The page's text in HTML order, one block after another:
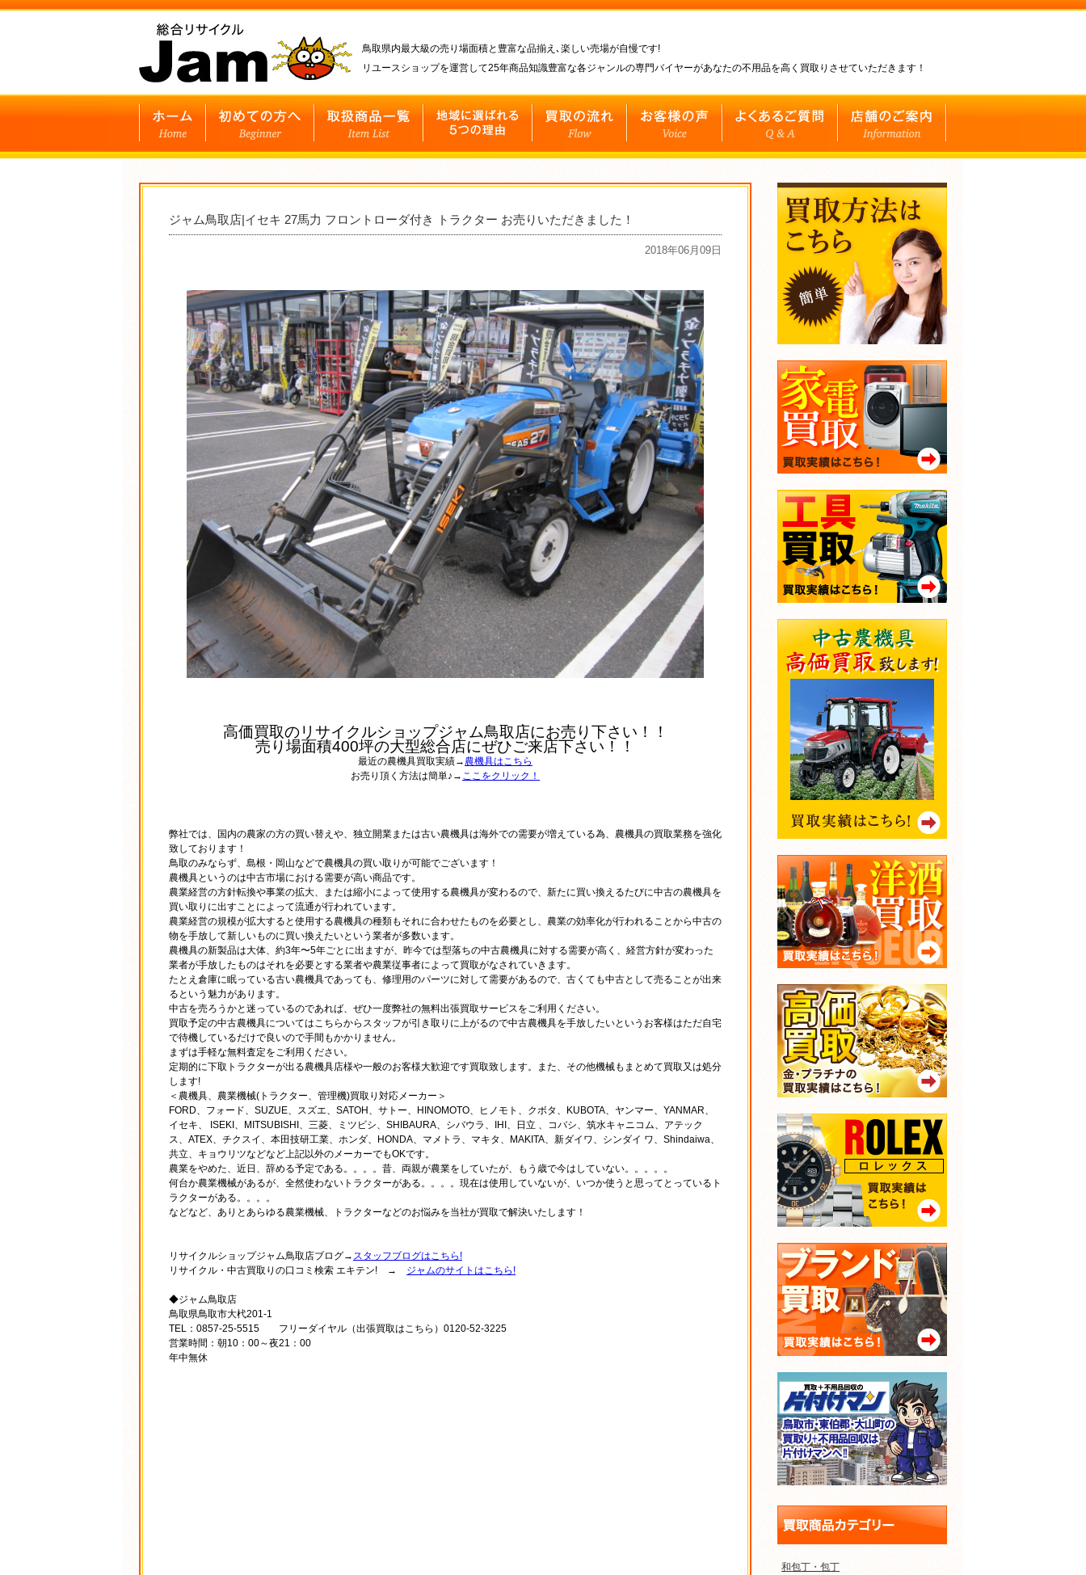
鳥取県内最大級の売り場面積と豊富な品揃え､楽しい売場が自慢です!
リユースショップを運営して25年商品知識豊富な各ジャンルの専門バイヤーがあなたの不用品を高く買取りさせていただきます！
ジャム鳥取店|イセキ 27馬力 フロントローダ付き トラクター お売りいただきました！
2018年06月09日
高価買取のリサイクルショップジャム鳥取店にお売り下さい！！
売り場面積400坪の大型総合店にぜひご来店下さい！！
最近の農機具買取実績→ 農機具はこちら
お売り頂く方法は簡単♪→ ここをクリック！
弊社では、国内の農家の方の買い替えや、独立開業または古い農機具は海外での需要が増えている為、農機具の買取業務を強化
致しております！
鳥取のみならず、島根・岡山などで農機具の買い取りが可能でございます！
農機具というのは中古市場における需要が高い商品です。
農業経営の方針転換や事業の拡大、または縮小によって使用する農機具が変わるので、新たに買い換えるたびに中古の農機具を
買い取りに出すことによって流通が行われています。
農業経営の規模が拡大すると使用する農機具の種類もそれに合わせたものを必要とし、農業の効率化が行われることから中古の
物を手放して新しいものに買い換えたいという業者が多数います。
農機具の新製品は大体、約3年〜5年ごとに出ますが、昨今では型落ちの中古農機具に対する需要が高く、経営方針が変わった
業者が手放したものはそれを必要とする業者や農業従事者によって買取がなされていきます。
たとえ倉庫に眠っている古い農機具であっても、修理用のパーツに対して需要があるので、古くても中古として売ることが出来
るという魅力があります。
中古を売ろうかと迷っているのであれば、ぜひ一度弊社の無料出張買取サービスをご利用ください。
買取予定の中古農機具についてはこちらからスタッフが引き取りに上がるので中古農機具を手放したいというお客様はただ自宅
で待機しているだけで良いので手間もかかりません。
まずは手軽な無料査定をご利用ください。
定期的に下取トラクターが出る農機具店様や一般のお客様大歓迎です買取致します。また、その他機械もまとめて買取又は処分
します!
＜農機具、農業機械(トラクター、管理機)買取り対応メーカー＞
FORD、フォード、SUZUE、スズエ、SATOH、サトー、HINOMOTO、ヒノモト、クボタ、KUBOTA、ヤンマー、YANMAR、
イセキ、 ISEKI、MITSUBISHI、三菱、ミツビシ、SHIBAURA、シバウラ、IHI、日立 、コバシ、筑水キャニコム、アテック
ス、ATEX、チクスイ、本田技研工業、ホンダ、HONDA、マメトラ、マキタ、MAKITA、新ダイワ、シンダイ ワ、Shindaiwa、
共立、キョウリツなどなど上記以外のメーカーでもOKです。
農業をやめた、近日、辞める予定である。。。。昔、両親が農業をしていたが、もう歳で今はしていない。。。。。
何台か農業機械があるが、全然使わないトラクターがある。。。。現在は使用していないが、いつか使うと思ってとっているト
ラクターがある。。。。
などなど、ありとあらゆる農業機械、トラクターなどのお悩みを当社が買取で解決いたします！
リサイクルショップジャム鳥取店ブログ→ スタッフブログはこちら!
リサイクル・中古買取りの口コミ検索 エキテン! → ジャムのサイトはこちら!
◆ジャム鳥取店
鳥取県鳥取市大杙201-1
TEL：0857-25-5515 フリーダイヤル（出張買取はこちら）0120-52-3225
営業時間：朝10：00～夜21：00
年中無休
和包丁・包丁